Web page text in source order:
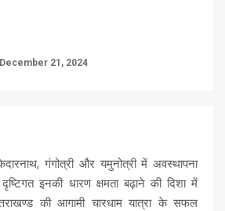
December 21, 2024
गंगोत्री और यमुनोत्री में अवस्थापना
इनकी धारण क्षमता बढ़ाने की दिशा में
की आगामी चारधाम यात्रा के सफल